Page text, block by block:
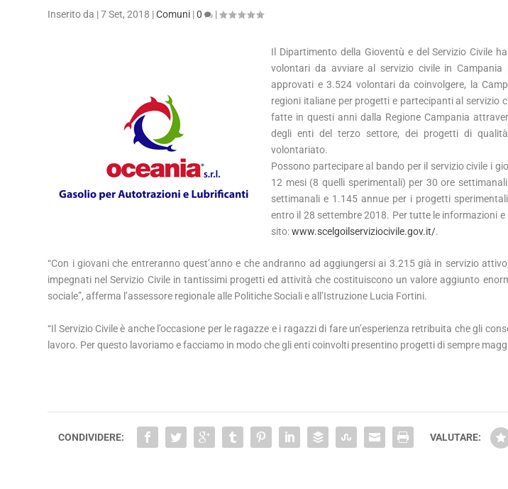
Inserito da |7 Set, 2018 |Comuni |0 |
Il Dipartimento della Gioventù e del Servizio Civile
volontari da avviare al servizio civile in
approvati e 3.524 volontari da coinvolgere, la
regioni italiane per progetti e partecipanti al servizio
fatte in questi anni dalla Regione Campania
degli enti del terzo settore, dei progetti di
volontariato.
Possono partecipare al bando per il servizio civile i
12 mesi (8 quelli sperimentali) per 30 ore
settimanali e 1.145 annue per i progetti
entro il 28 settembre 2018. Per tutte le informazioni
sito:www.scelgoilserviziocivile.gov.it/.
“Con i giovani che entreranno quest’anno e che andranno ad aggiungersi ai 3.215 già in servizio
impegnati nel Servizio Civile in tantissimi progetti ed attività che costituiscono un valore aggiunto
sociale”, afferma l’assessore regionale alle Politiche Sociali e all’Istruzione Lucia Fortini.
“Il Servizio Civile è anche l’occasione per le ragazze e i ragazzi di fare un’esperienza retribuita che gli
lavoro. Per questo lavoriamo e facciamo in modo che gli enti coinvolti presentino progetti di sempre
CONDIVIDERE: VALUTARE: